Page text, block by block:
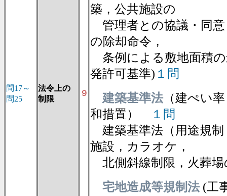
問17～
問25
法令上の
制限
９
築，公共施設の
管理者との協議・同意
の除却命令，
条例による敷地面積
発許可基準) １問
建築基準法（建ぺい
和措置）
１問
建築基準法（用途規制
施設，カラオケ，
北側斜線制限，火葬場
宅地造成等規制法(工